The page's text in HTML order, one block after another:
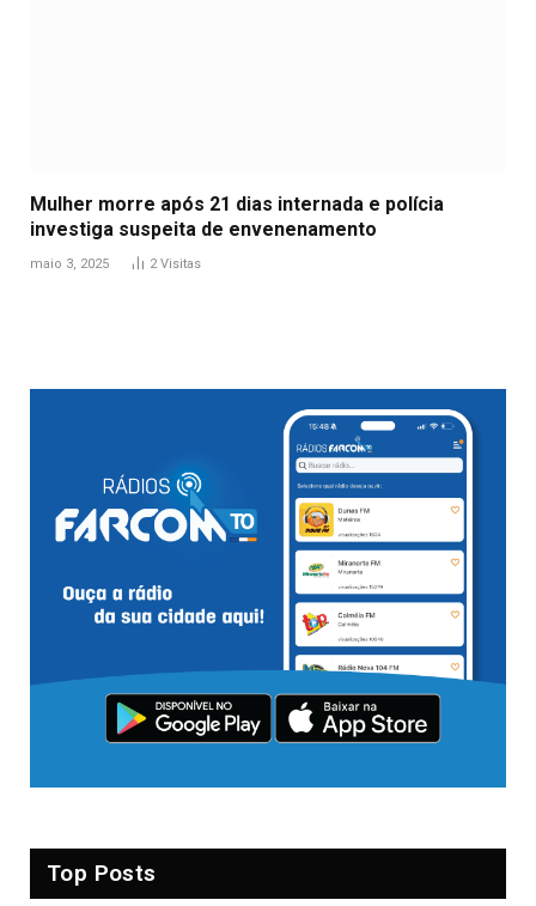
Mulher morre após 21 dias internada e polícia
investiga suspeita de envenenamento
maio 3, 2025 2Visitas
Top Posts